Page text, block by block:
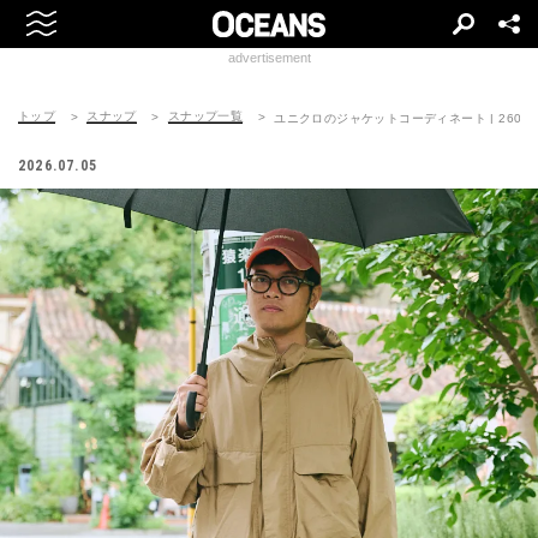
advertisement
トップ スナップ スナップ一覧 ユニクロのジャケットコーディネート |
2026.07.05